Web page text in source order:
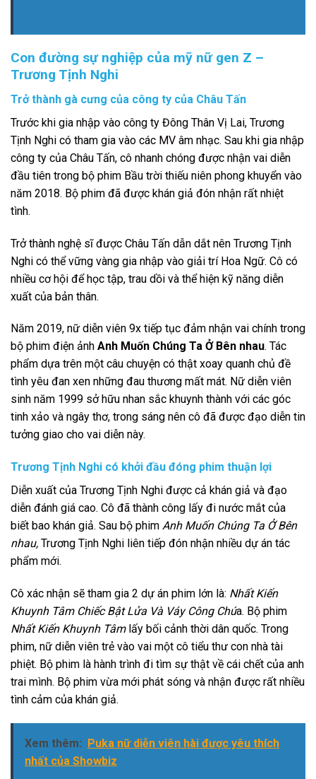
Con đường sự nghiệp của mỹ nữ gen Z –
Trương Tịnh Nghi
Trở thành gà cưng của công ty của Châu Tấn
Trước khi gia nhập vào công ty Đông Thân Vị Lai, Trương
Tịnh Nghi có tham gia vào các MV âm nhạc. Sau khi gia nhập
công ty của Châu Tấn, cô nhanh chóng được nhận vai diễn
đầu tiên trong bộ phim Bầu trời thiếu niên phong khuyển vào
năm 2018. Bộ phim đã được khán giả đón nhận rất nhiệt
tình.
Trở thành nghệ sĩ được Châu Tấn dẫn dắt nên Trương Tịnh
Nghi có thể vững vàng gia nhập vào giải trí Hoa Ngữ. Cô có
nhiều cơ hội để học tập, trau dồi và thể hiện kỹ năng diễn
xuất của bản thân.
Năm 2019, nữ diễn viên 9x tiếp tục đảm nhận vai chính trong
bộ phim điện ảnh Anh Muốn Chúng Ta Ở Bên nhau. Tác
phẩm dựa trên một câu chuyện có thật xoay quanh chủ đề
tình yêu đan xen những đau thương mất mát. Nữ diễn viên
sinh năm 1999 sở hữu nhan sắc khuynh thành với các góc
tinh xảo và ngây thơ, trong sáng nên cô đã được đạo diễn tin
tưởng giao cho vai diễn này.
Trương Tịnh Nghi có khởi đầu đóng phim thuận lợi
Diễn xuất của Trương Tịnh Nghi được cả khán giả và đạo
diễn đánh giá cao. Cô đã thành công lấy đi nước mắt của
biết bao khán giả. Sau bộ phim Anh Muốn Chúng Ta Ở Bên
nhau, Trương Tịnh Nghi liên tiếp đón nhận nhiều dự án tác
phẩm mới.
Cô xác nhận sẽ tham gia 2 dự án phim lớn là: Nhất Kiến
Khuynh Tâm Chiếc Bật Lửa Và Váy Công Chúa. Bộ phim
Nhất Kiến Khuynh Tâmlấy bối cảnh thời dân quốc. Trong
phim, nữ diễn viên trẻ vào vai một cô tiểu thư con nhà tài
phiệt. Bộ phim là hành trình đi tìm sự thật về cái chết của anh
trai mình. Bộ phim vừa mới phát sóng và nhận được rất nhiều
tình cảm của khán giả.
Xem thêm: Puka nữ diễn viên hài được yêu thích
nhất của Showbiz